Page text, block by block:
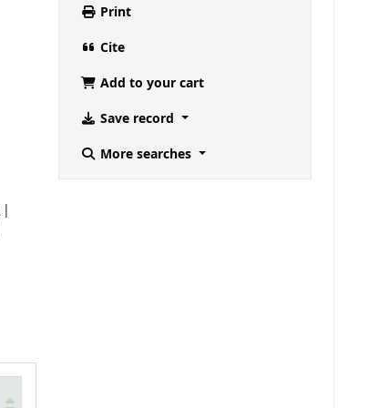
Print
Cite
Add to your cart
Save record
More searches